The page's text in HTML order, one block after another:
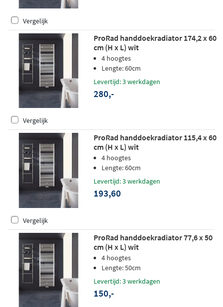
Vergelijk
ProRad handdoekradiator 174,2 x 60
cm (H x L) wit
4 hoogtes
Lengte: 60cm
Levertijd: 3 werkdagen
280,-
Vergelijk
ProRad handdoekradiator 115,4 x 60
cm (H x L) wit
4 hoogtes
Lengte: 60cm
Levertijd: 3 werkdagen
193,60
Vergelijk
ProRad handdoekradiator 77,6 x 50
cm (H x L) wit
4 hoogtes
Lengte: 50cm
Levertijd: 3 werkdagen
150,-